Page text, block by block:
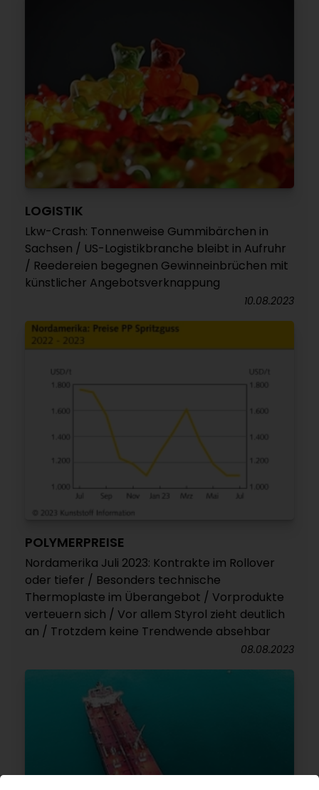
LOGISTIK
Lkw-Crash: Tonnenweise Gummibärchen in
Sachsen / US-Logistikbranche bleibt in Aufruhr
/ Reedereien begegnen Gewinneinbrüchen mit
künstlicher Angebotsverknappung
10.08.2023
POLYMERPREISE
Nordamerika Juli 2023: Kontrakte im Rollover
oder tiefer / Besonders technische
Thermoplaste im Überangebot / Vorprodukte
verteuern sich / Vor allem Styrol zieht deutlich
an / Trotzdem keine Trendwende absehbar
08.08.2023